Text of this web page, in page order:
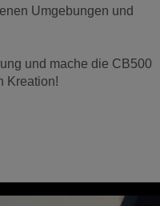
Umgebungen und
und mache die CB500
Kreation!